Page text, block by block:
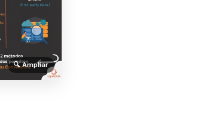
🔍 Ampliar